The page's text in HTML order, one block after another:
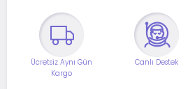
Ücretsiz Aynı Gün
Kargo
Canlı Destek